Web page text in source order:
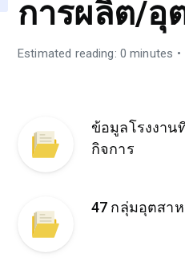
การผลิต/อุ
Estimated reading: 0 minutes
ข้อมูลโรงงาน
กิจการ
47 กลุ่มอุตสา